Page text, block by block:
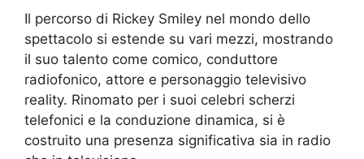
Il percorso di Rickey Smiley nel mondo dello
spettacolo si estende su vari mezzi, mostrando
il suo talento come comico, conduttore
radiofonico, attore e personaggio televisivo
reality. Rinomato per i suoi celebri scherzi
telefonici e la conduzione dinamica, si è
costruito una presenza significativa sia in radio